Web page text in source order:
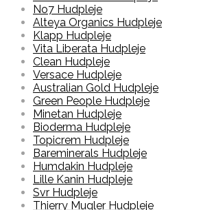
No7 Hudpleje
Alteya Organics Hudpleje
Klapp Hudpleje
Vita Liberata Hudpleje
Clean Hudpleje
Versace Hudpleje
Australian Gold Hudpleje
Green People Hudpleje
Minetan Hudpleje
Bioderma Hudpleje
Topicrem Hudpleje
Bareminerals Hudpleje
Humdakin Hudpleje
Lille Kanin Hudpleje
Svr Hudpleje
Thierry Mugler Hudpleje